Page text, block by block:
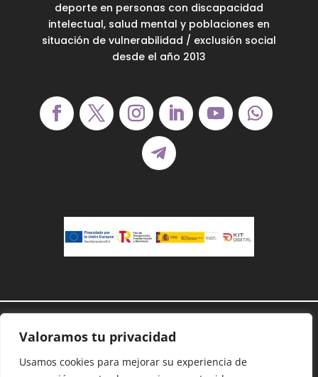
Valoramos tu privacidad
Usamos cookies para mejorar su experiencia de
deporte en personas con discapacidad
intelectual, salud mental y poblaciones en
situación de vulnerabilidad / exclusión social
desde el año 2013
reservados©
Protección de datos–Cookies–Accesibilidad